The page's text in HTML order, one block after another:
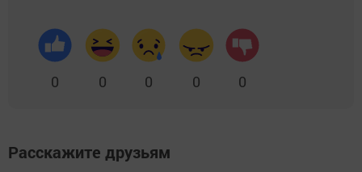
0 0 0 0 0
Расскажите друзьям